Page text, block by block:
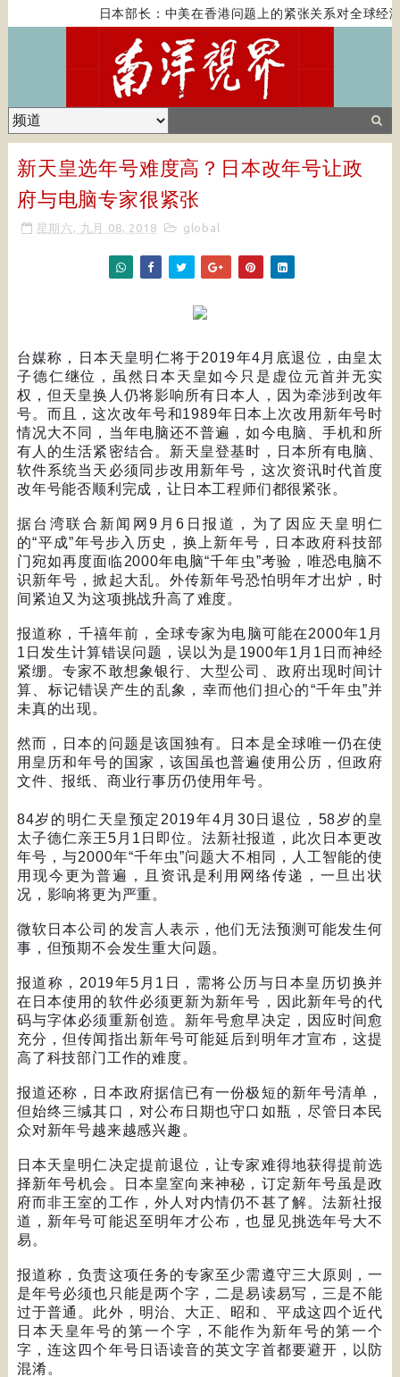
日本部长：中美在香港问题上的紧张关系对全球经济
新天皇选年号难度高？日本改年号让政
府与电脑专家很紧张
星期六, 九月 08, 2018 global
台媒称，日本天皇明仁将于2019年4 月底退位，由皇太
子德仁继位，虽然日本天皇如今只是虚位元首并无实
权，但天皇换人仍将影响所有日本人，因为牵涉到改年
号。而且，这次改年号和1989年日本上次改用新年号时
情况大不同，当年电脑还不普遍，如今电脑、手机和所
有人的生活紧密结合。新天皇登基时，日本所有电脑、
软件系统当天必须同步改用新年号，这次资讯时代首度
改年号能否顺利完成，让日本工程师们都很紧张。
据台湾联合新闻网9 月6 日报道，为了因应天皇明仁
的“平成”年号步入历史，换上新年号，日本政府科技部
门宛如再度面临 2000年电脑“千年虫”考验，唯恐电脑不
识新年号，掀起大乱。外传新年号恐怕明年才出炉，时
间紧迫又为这项挑战升高了难度。
报道称，千禧年前，全球专家为电脑可能在2000年1 月
1 日发生计算错误问题，误以为是 1900年1 月 1 日而神经
紧绷。专家不敢想象银行、大型公司、政府出现时间计
算、标记错误产生的乱象，幸而他们担心的“千年虫”并
未真的出现。
然而，日本的问题是该国独有。日本是全球唯一仍在使
用皇历和年号的国家，该国虽也普遍使用公历，但政府
文件、报纸、商业行事历仍使用年号。
84岁的明仁天皇预定 2019年4 月 30 日退位， 58岁的皇
太子德仁亲王5 月 1 日即位。法新社报道，此次日本更改
年号，与2000年“千年虫”问题大不相同，人工智能的使
用现今更为普遍，且资讯是利用网络传递，一旦出状
况，影响将更为严重。
微软日本公司的发言人表示，他们无法预测可能发生何
事，但预期不会发生重大问题。
报道称， 2019年5 月 1 日，需将公历与日本皇历切换并
在日本使用的软件必须更新为新年号，因此新年号的代
码与字体必须重新创造。新年号愈早决定，因应时间愈
充分，但传闻指出新年号可能延后到明年才宣布，这提
高了科技部门工作的难度。
报道还称，日本政府据信已有一份极短的新年号清单，
但始终三缄其口，对公布日期也守口如瓶，尽管日本民
众对新年号越来越感兴趣。
日本天皇明仁决定提前退位，让专家难得地获得提前选
择新年号机会。日本皇室向来神秘，订定新年号虽是政
府而非王室的工作，外人对内情仍不甚了解。法新社报
道，新年号可能迟至明年才公布，也显见挑选年号大不
易。
报道称，负责这项任务的专家至少需遵守三大原则，一
是年号必须也只能是两个字，二是易读易写，三是不能
过于普通。此外，明治、大正、昭和、平成这四个近代
日本天皇年号的第一个字，不能作为新年号的第一个
字，连这四个年号日语读音的英文字首都要避开，以防
混淆。